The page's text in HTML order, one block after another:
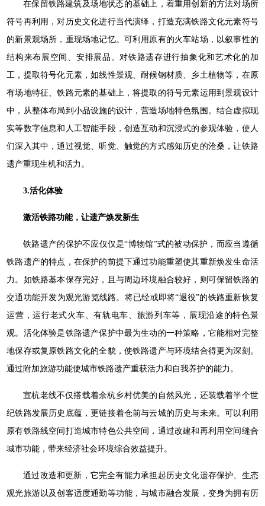
在保留铁路建筑及场地状态的基础上，着重用创新的方法对场所
符号再利用，对历史文化进行当代演绎，打造充满铁路文化元素符号
的新景观场所，重现场地记忆。可利用原有的火车站场，以叙事性的
结构来布展空间、安排展品。对铁路遗存进行抽象化和艺术化的加
工，提取符号化元素，如线性景观、耐候钢材质、乡土植物等，在原
有场地特征、铁路元素的基础上，将提取的符号元素运用到景观设计
中，从整体布局到小品设施的设计，营造场地特色氛围。结合虚拟现
实等数字信息和人工智能手段，创造互动和沉浸式的参观体验，使人
们深入其中，通过视觉、听觉、触觉的方式感知历史的沧桑，让铁路
遗产重现生机和活力。
3.活化体验
激活铁路功能，让遗产焕发新生
铁路遗产的保护不应仅仅是“博物馆”式的被动保护，而应当遵循
铁路遗产的特点，在保护的前提下通过功能重塑使其重新焕发生命活
力。如铁路基本保存完好，且与周边环境融合较好，则可保留铁路的
交通功能开发为观光游览线路。将已经或即将“退役”的铁路重新恢复
运营，运行老式火车、有轨电车、旅游列车等，展现沿途的特色景
观。活化体验是铁路遗产保护中最为生动的一种策略，它能相对完整
地保存或复原铁路文化的全貌，使铁路遗产与环境结合得更为深刻。
通过附加旅游功能使城市铁路遗产重获活力和自我养护的能力。
宣杭老线不仅搭载着余杭乡村优美的自然风光，还装载着半个世
纪铁路发展历史底蕴，更链接着仓前与云城的历史与未来。可以利用
原有铁路线空间打造城市特色公共空间，通过改建和再利用空间缝合
城市功能，带来经济社会环境综合效益提升。
通过改造和更新，它完全有能力承担起历史文化遗存保护、生态
观光旅游以及创客适度通勤等功能，与城市融合发展，变身为拥有历